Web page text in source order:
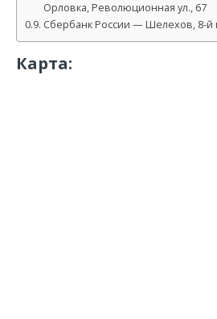
Орловка, Революционная ул., 67
Сбербанк России — Шелехов, 8-й
Карта: